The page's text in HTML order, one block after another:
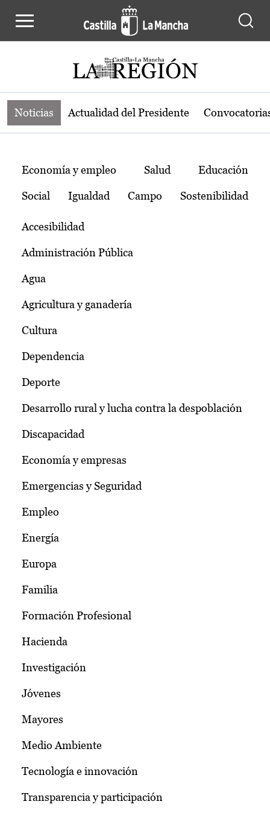
Noticias de la región de Castilla-La
Noticias Actualidad del Presidente
Temas
Economía y empleo Salud Educación
Social Igualdad Campo Sostenibilidad
Accesibilidad
Administración Pública
Agua
Agricultura y ganadería
Cultura
Dependencia
Deporte
Desarrollo rural y lucha contra la despoblación
Discapacidad
Economía y empresas
Emergencias y Seguridad
Empleo
Energía
Europa
Familia
Formación Profesional
Hacienda
Investigación
Jóvenes
Mayores
Medio Ambiente
Tecnología e innovación
Transparencia y participación